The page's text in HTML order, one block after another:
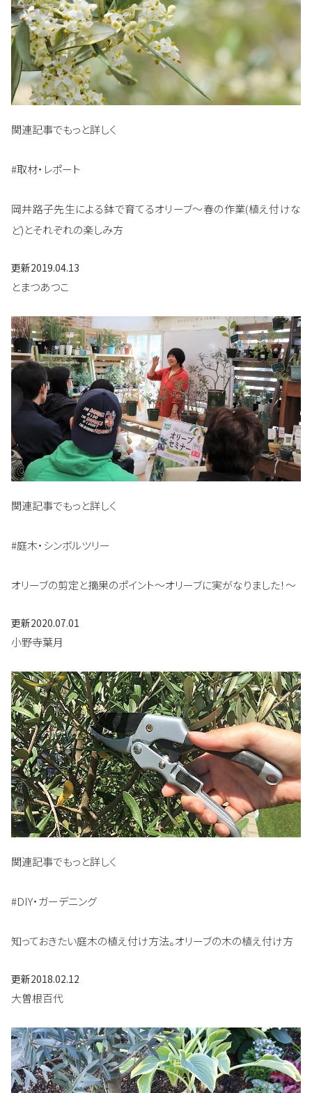
関連記事でもっと詳しく
#取材・レポート
岡井路子先生による鉢で育てるオリーブ～春の作業(植え付けな
ど)とそれぞれの楽しみ方
更新2019.04.13
とまつあつこ
関連記事でもっと詳しく
#庭木・シンボルツリー
オリーブの剪定と摘果のポイント～オリーブに実がなりました！～
更新2020.07.01
小野寺葉月
関連記事でもっと詳しく
#DIY・ガーデニング
知っておきたい庭木の植え付け方法。オリーブの木の植え付け方
更新2018.02.12
大曽根百代